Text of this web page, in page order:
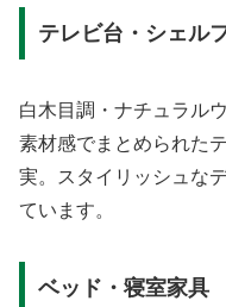
テレビ台・シェル
白木目調・ナチュラル
素材感でまとめられた
実。スタイリッシュな
ています。
ベッド・寝室家具